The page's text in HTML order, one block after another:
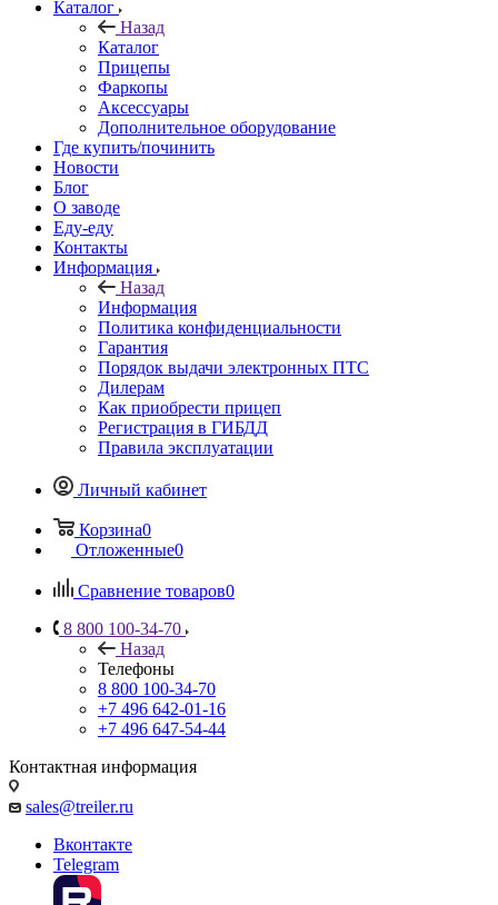
Каталог
Назад
Каталог
Прицепы
Фаркопы
Аксессуары
Дополнительное оборудование
Где купить/починить
Новости
Блог
О заводе
Еду-еду
Контакты
Информация
Назад
Информация
Политика конфиденциальности
Гарантия
Порядок выдачи электронных ПТС
Дилерам
Как приобрести прицеп
Регистрация в ГИБДД
Правила эксплуатации
Личный кабинет
Корзина0
Отложенные0
Сравнение товаров0
8 800 100-34-70
Назад
Телефоны
8 800 100-34-70
+7 496 642-01-16
+7 496 647-54-44
Контактная информация
sales@treiler.ru
Вконтакте
Telegram